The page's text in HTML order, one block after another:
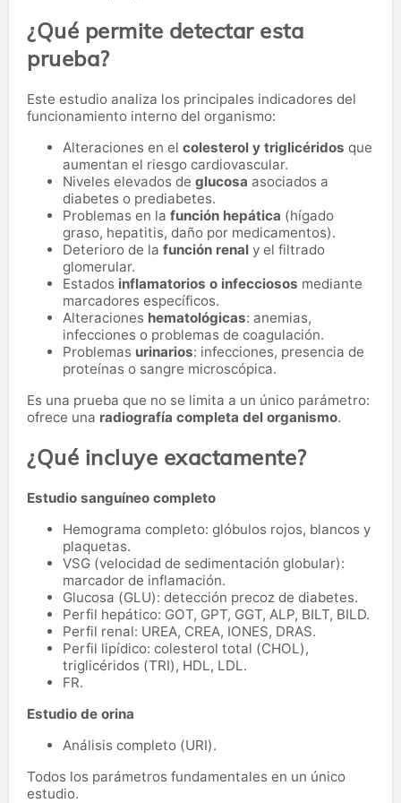
¿Qué permite detectar esta
prueba?
Este estudio analiza los principales indicadores del
funcionamiento interno del organismo:
Alteraciones en el colesterol y triglicéridos que
aumentan el riesgo cardiovascular.
Niveles elevados de glucosa asociados a
diabetes o prediabetes.
Problemas en la función hepática (hígado
graso, hepatitis, daño por medicamentos).
Deterioro de la función renal y el filtrado
glomerular.
Estados inflamatorios o infecciosos mediante
marcadores específicos.
Alteraciones hematológicas: anemias,
infecciones o problemas de coagulación.
Problemas urinarios: infecciones, presencia de
proteínas o sangre microscópica.
Es una prueba que no se limita a un único parámetro:
ofrece una radiografía completa del organismo.
¿Qué incluye exactamente?
Estudio sanguíneo completo
Hemograma completo: glóbulos rojos, blancos y
plaquetas.
VSG (velocidad de sedimentación globular):
marcador de inflamación.
Glucosa (GLU): detección precoz de diabetes.
Perfil hepático: GOT, GPT, GGT, ALP, BILT, BILD.
Perfil renal: UREA, CREA, IONES, DRAS.
Perfil lipídico: colesterol total (CHOL),
triglicéridos (TRI), HDL, LDL.
FR.
Estudio de orina
Análisis completo (URI).
Todos los parámetros fundamentales en un único
estudio.